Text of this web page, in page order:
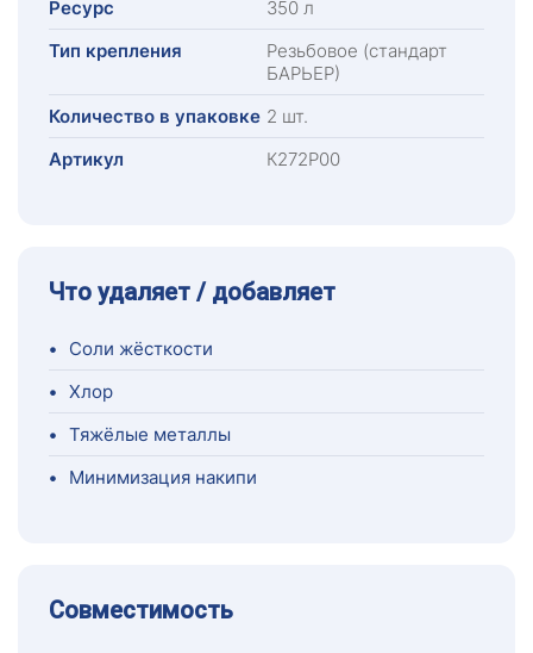
Ресурс
350 л
Тип крепления
Резьбовое (стандарт
БАРЬЕР)
Количество в упаковке 2 шт.
Артикул
К272Р00
Что удаляет / добавляет
•
Соли жёсткости
• Хлор
• Тяжёлые металлы
•
Минимизация накипи
Совместимость